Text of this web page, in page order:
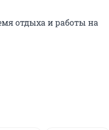
отдыха и работы на